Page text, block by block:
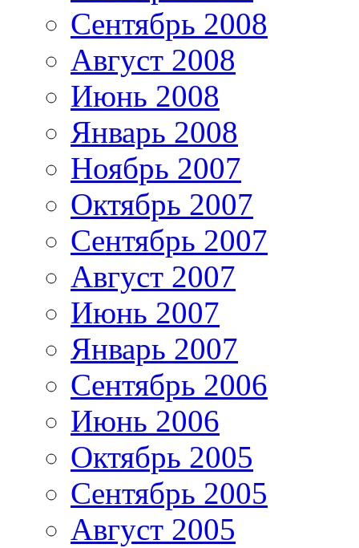
Сентябрь 2008
Август 2008
Июнь 2008
Январь 2008
Ноябрь 2007
Октябрь 2007
Сентябрь 2007
Август 2007
Июнь 2007
Январь 2007
Сентябрь 2006
Июнь 2006
Октябрь 2005
Сентябрь 2005
Август 2005